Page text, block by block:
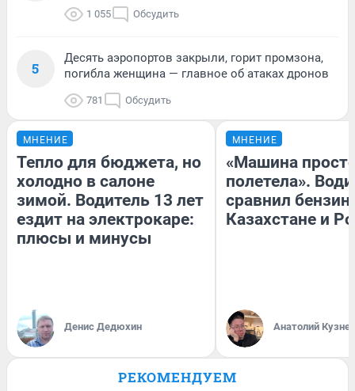
1 055 Обсудить
5
Десять аэропортов закрыли, горит промзона,
погибла женщина — главное об атаках дронов
781 Обсудить
МНЕНИЕ
Тепло для бюджета, но
холодно в салоне
зимой. Водитель 13 лет
ездит на электрокаре:
плюсы и минусы
Денис Дедюхин
МНЕНИЕ
«Машина
полетела».
сравнил бензин
Казахстане и
Анатолий
РЕКОМЕНДУЕМ